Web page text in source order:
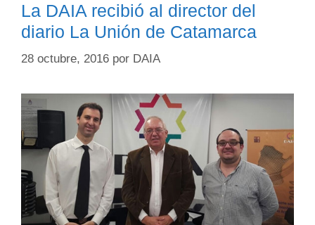
La DAIA recibió al director del
diario La Unión de Catamarca
28 octubre, 2016 por DAIA